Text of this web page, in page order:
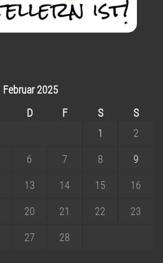
Februar 2025
D F S
S
1
2
6 7 8 9
13 14 15 16
20 21 22 23
27
28